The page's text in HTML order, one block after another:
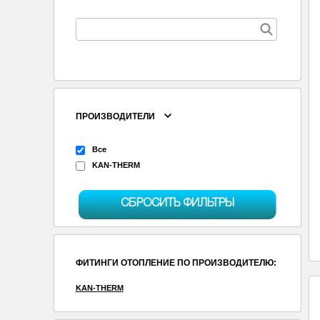
ПРОИЗВОДИТЕЛИ
Все
KAN-THERM
СБРОСИТЬ ФИЛЬТРЫ
ФИТИНГИ ОТОПЛЕНИЕ ПО ПРОИЗВОДИТЕЛЮ:
KAN-THERM